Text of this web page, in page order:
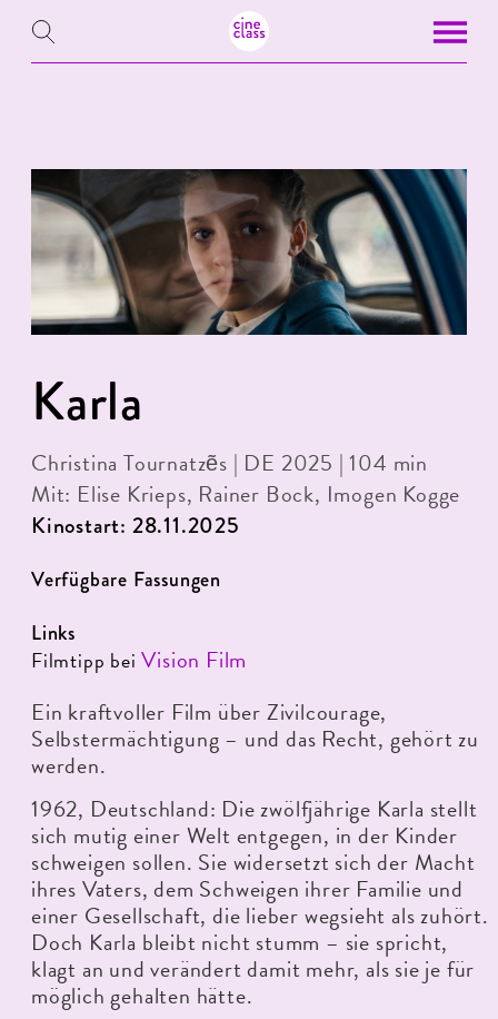
Karla
Christina Tournatzẽs | DE 2025 | 104 min
Mit: Elise Krieps, Rainer Bock, Imogen Kogge
Kinostart: 28.11.2025
Verfügbare Fassungen
Links
Filmtipp beiVision Film
Ein kraftvoller Film über Zivilcourage,
Selbstermächtigung – und das Recht, gehört zu
werden.
1962, Deutschland: Die zwölfjährige Karla stellt
sich mutig einer Welt entgegen, in der Kinder
schweigen sollen. Sie widersetzt sich der Macht
ihres Vaters, dem Schweigen ihrer Familie und
einer Gesellschaft, die lieber wegsieht als zuhört.
Doch Karla bleibt nicht stumm – sie spricht,
klagt an und verändert damit mehr, als sie je für
möglich gehalten hätte.